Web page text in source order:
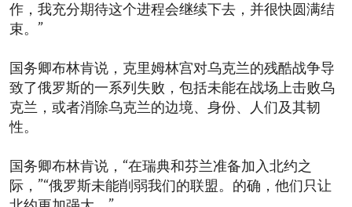
作，我充分期待这个进程会继续下去，并很快圆满结
束。”
国务卿布林肯说，克里姆林宫对乌克兰的残酷战争导
致了俄罗斯的一系列失败，包括未能在战场上击败乌
克兰，或者消除乌克兰的边境、身份、人们及其韧
性。
国务卿布林肯说，“在瑞典和芬兰准备加入北约之
际，”“俄罗斯未能削弱我们的联盟。的确，他们只让